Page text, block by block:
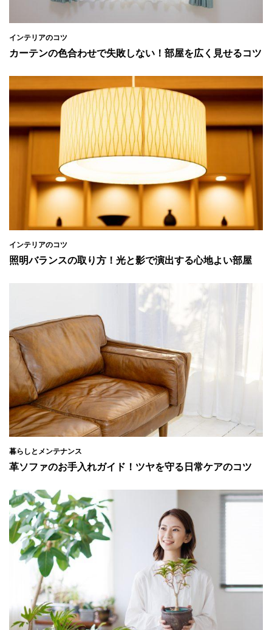
インテリアのコツ
カーテンの色合わせで失敗しない！部屋を広く見せるコツ
インテリアのコツ
照明バランスの取り方！光と影で演出する心地よい部屋
暮らしとメンテナンス
革ソファのお手入れガイド！ツヤを守る日常ケアのコツ